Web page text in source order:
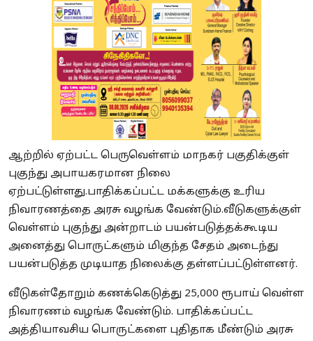
ஆற்றில் ஏற்பட்ட பெருவெள்ளம் மாநகர் பகுதிக்குள்
புகுந்து அபாயகரமான நிலை
ஏற்பட்டுள்ளது.பாதிக்கப்பட்ட மக்களுக்கு உரிய
நிவாரணத்தை அரசு வழங்க வேண்டும்.வீடுகளுக்குள்
வெள்ளம் புகுந்து அன்றாடம் பயன்படுத்தக்கூடிய
அனைத்து பொருட்களும் மிகுந்த சேதம் அடைந்து
பயன்படுத்த முடியாத நிலைக்கு தள்ளப்பட்டுள்ளனர்.
வீடுகள்தோறும் கணக்கெடுத்து 25,000 ரூபாய் வெள்ள
நிவாரணம் வழங்க வேண்டும். பாதிக்கப்பட்ட
அத்தியாவசிய பொருட்களை புதிதாக மீண்டும் அரசு